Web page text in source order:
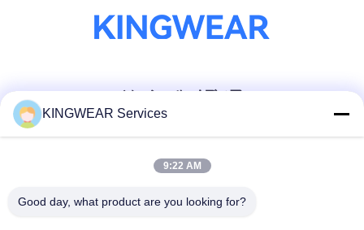
ソーシャル メディア
迅速な連絡
テレ
KINGWEAR Services
9:22 AM
Good day, what product are you looking for?